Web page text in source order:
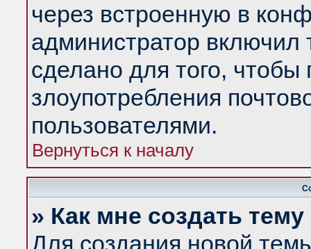
через встроенную в
администратор
сделано для того, чтобы
злоупотребления
пользователями.
Вернуться к началу
» Как мне создать
Для создания новой